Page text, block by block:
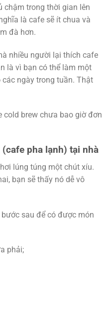
chậm trong thời gian lên
là cafe sẽ ít chua và
đà hơn.
nhiều người lại thích cafe
là vì bạn có thể làm một
ngày trong tuần. Thật
cold brew chưa bao giờ đơn
pha lạnh) tại nhà
lúng túng một chút xíu.
bạn sẽ thấy nó dễ vô
sau để có được món
phải;